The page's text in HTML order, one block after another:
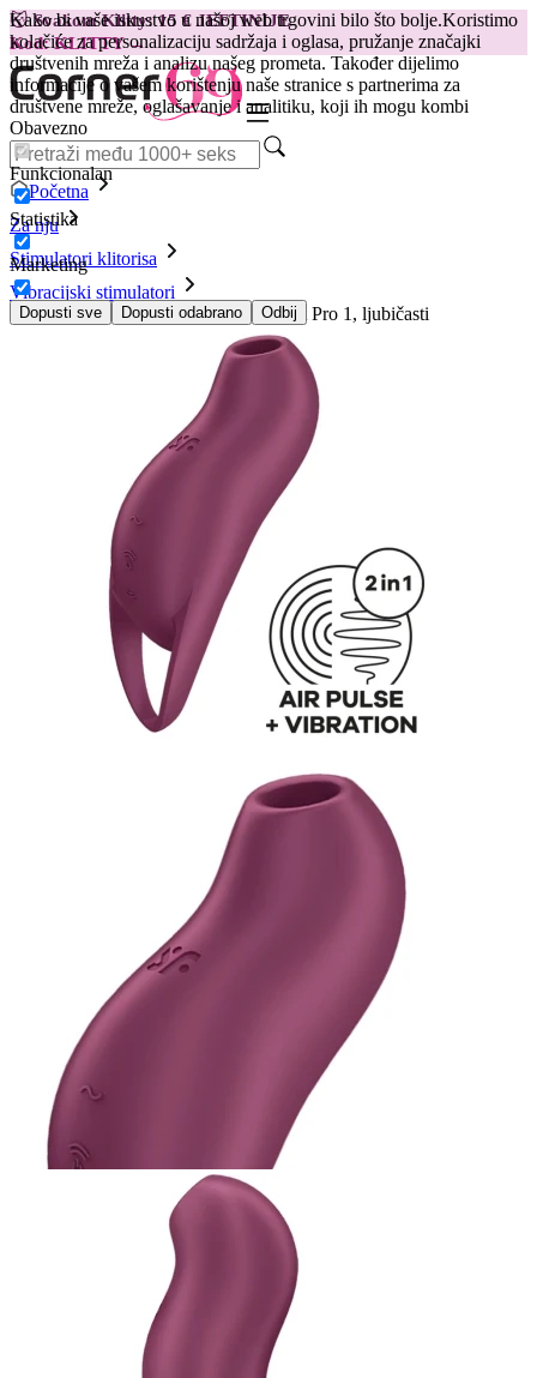
Kako bi vaše iskustvo u našoj web trgovini bilo što bolje.Koristimo
kolačiće za personalizaciju sadržaja i oglasa, pružanje značajki
društvenih mreža i analizu našeg prometa. Također dijelimo
informacije o vašem korištenju naše stranice s partnerima za
društvene mreže, oglašavanje i analitiku, koji ih mogu kombi
Obavezno
Funkcionalan
Statistika
Marketing
Dopusti sve Dopusti odabrano Odbij
😽Svakom Klitty: 15 € JEFTINIJE
Kod: KLITTY →
Početna
Za nju
Stimulatori klitorisa
Vibracijski stimulatori
Vibrirajući stimulator Satisfyer - Pocket Pro 1, ljubičasti